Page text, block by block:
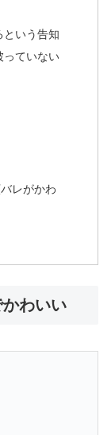
いう告知
ていない
レがかわ
わいい